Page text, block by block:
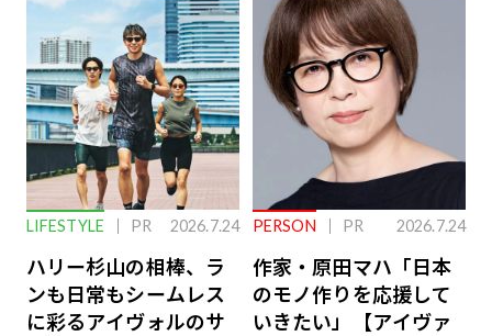
ーケアとは
LIFESTYLE PR 2026.7.24
ハリー杉山の相棒、ラ
ンも日常もシームレス
に彩るアイヴォルのサ
PERSON PR 2026.7.24
作家・原田マハ「日本
のモノ作りを応援して
いきたい」【アイヴァ